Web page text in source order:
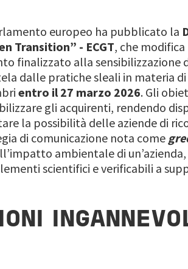
europeo ha pubblicato la
Transition” - ECGT, che modifica
finalizzato alla sensibilizzazione
dalle pratiche sleali in materia
entro il 27 marzo 2026. Gli
gli acquirenti, rendendo
la possibilità delle aziende di
di comunicazione nota come
ambientale di
scientifici e verificabili a